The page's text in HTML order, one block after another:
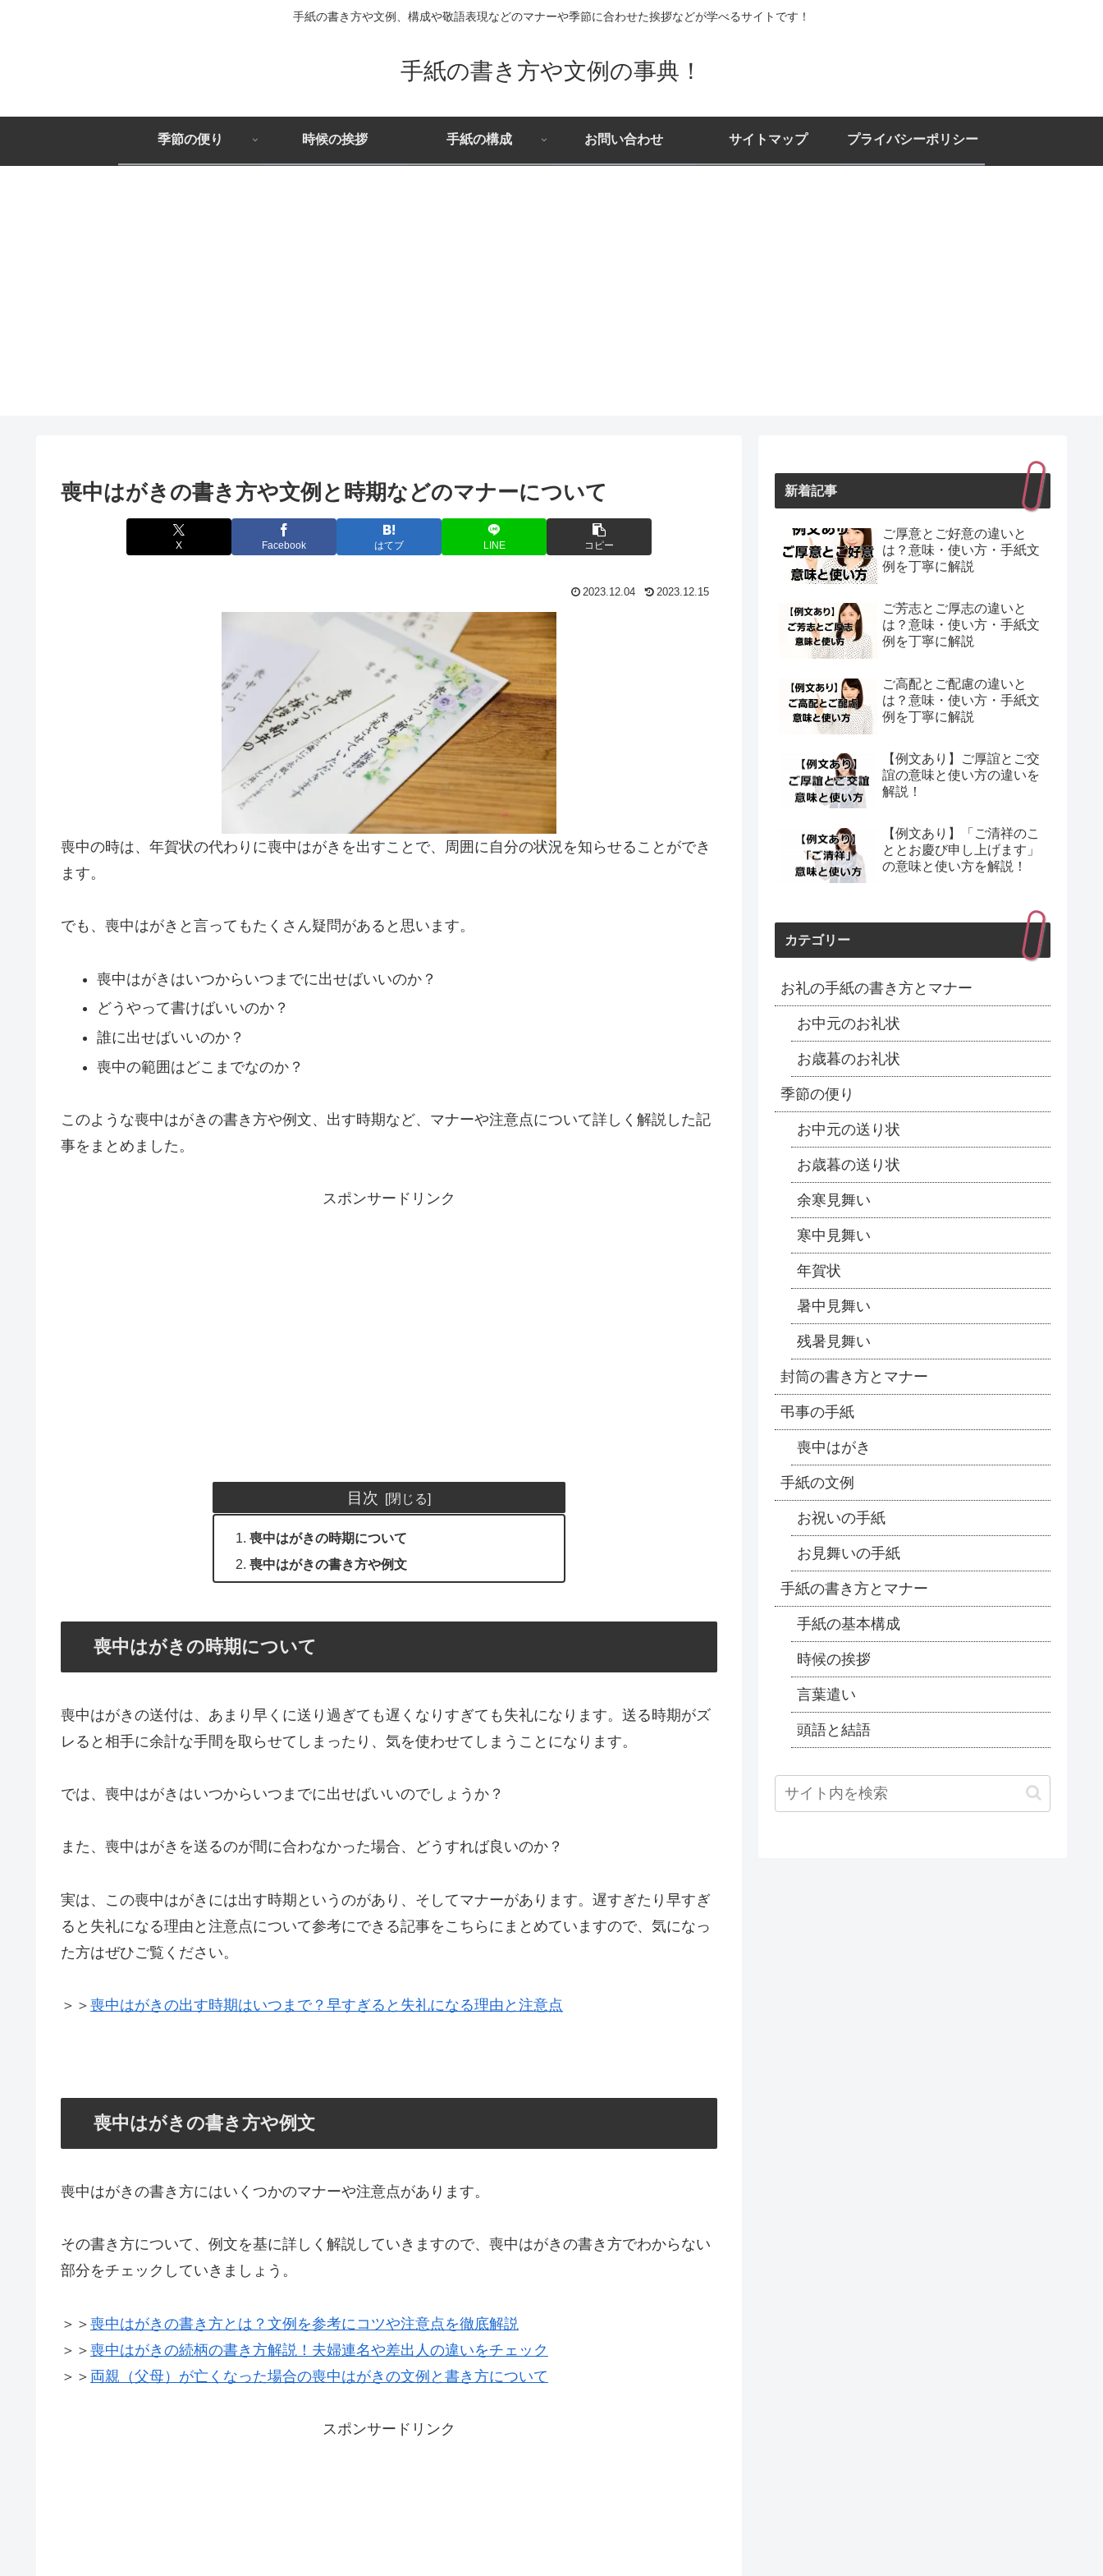
手紙の書き方や文例、構成や敬語表現などのマナーや季節に合わせた挨拶などが学べるサイトです！
手紙の書き方や文例の事典！
季節の便り 時候の挨拶 手紙の構成 お問い合わせ サイトマップ プライバシーポリシー
喪中はがきの書き方や文例と時期などのマナーについて
X Facebook はてブ LINE コピー
2023.12.04 2023.12.15
喪中の時は、年賀状の代わりに喪中はがきを出すことで、周囲に自分の状況を知らせることができ
ます。
でも、喪中はがきと言ってもたくさん疑問があると思います。
喪中はがきはいつからいつまでに出せばいいのか？
どうやって書けばいいのか？
誰に出せばいいのか？
喪中の範囲はどこまでなのか？
このような喪中はがきの書き方や例文、出す時期など、マナーや注意点について詳しく解説した記
事をまとめました。
スポンサードリンク
目次
喪中はがきの時期について
喪中はがきの書き方や例文
喪中はがきの時期について
喪中はがきの送付は、あまり早くに送り過ぎても遅くなりすぎても失礼になります。送る時期がズ
レると相手に余計な手間を取らせてしまったり、気を使わせてしまうことになります。
では、喪中はがきはいつからいつまでに出せばいいのでしょうか？
また、喪中はがきを送るのが間に合わなかった場合、どうすれば良いのか？
実は、この喪中はがきには出す時期というのがあり、そしてマナーがあります。遅すぎたり早すぎ
ると失礼になる理由と注意点について参考にできる記事をこちらにまとめていますので、気になっ
た方はぜひご覧ください。
＞＞ 喪中はがきの出す時期はいつまで？早すぎると失礼になる理由と注意点
喪中はがきの書き方や例文
喪中はがきの書き方にはいくつかのマナーや注意点があります。
その書き方について、例文を基に詳しく解説していきますので、喪中はがきの書き方でわからない
部分をチェックしていきましょう。
＞＞ 喪中はがきの書き方とは？文例を参考にコツや注意点を徹底解説
＞＞ 喪中はがきの続柄の書き方解説！夫婦連名や差出人の違いをチェック
＞＞ 両親（父母）が亡くなった場合の喪中はがきの文例と書き方について
スポンサードリンク
新着記事
ご厚意とご好意の違いと
は？意味・使い方・手紙文
例を丁寧に解説
ご芳志とご厚志の違いと
は？意味・使い方・手紙文
例を丁寧に解説
ご高配とご配慮の違いと
は？意味・使い方・手紙文
例を丁寧に解説
【例文あり】ご厚誼とご交
誼の意味と使い方の違いを
解説！
【例文あり】「ご清祥のこ
ととお慶び申し上げます」
の意味と使い方を解説！
カテゴリー
お礼の手紙の書き方とマナー
お中元のお礼状
お歳暮のお礼状
季節の便り
お中元の送り状
お歳暮の送り状
余寒見舞い
寒中見舞い
年賀状
暑中見舞い
残暑見舞い
封筒の書き方とマナー
弔事の手紙
喪中はがき
手紙の文例
お祝いの手紙
お見舞いの手紙
手紙の書き方とマナー
手紙の基本構成
時候の挨拶
言葉遣い
頭語と結語